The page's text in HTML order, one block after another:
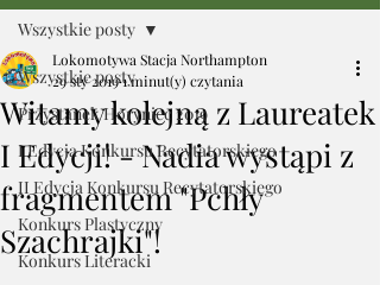
Wszystkie posty
Przystanek Horyniec 2019
I Edycja Konkursu Recytatorskiego
II Edycja Konkursu Recytatorskiego
Konkurs Plastyczny
Konkurs Literacki
Wszystkie posty
Witamy kolejną z Laureatek
I Edycji! - Nadia wystąpi z
fragmentem "Pchły
Szachrajki"!
Lokomotywa Stacja Northampton
29 sty 20191 minut(y) czytania